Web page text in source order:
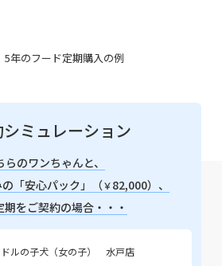
5年のフード定期購入の例
シミュレーション
らのワンちゃんと、
「安心パック」（￥82,000）、
期をご契約の場合・・・
ドルの子犬（女の子） 水戸店